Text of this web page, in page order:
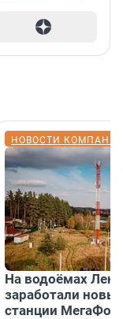
НОВОСТИ
На водоёмах
заработали
станции